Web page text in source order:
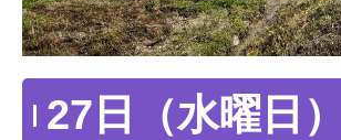
27日（水曜日）